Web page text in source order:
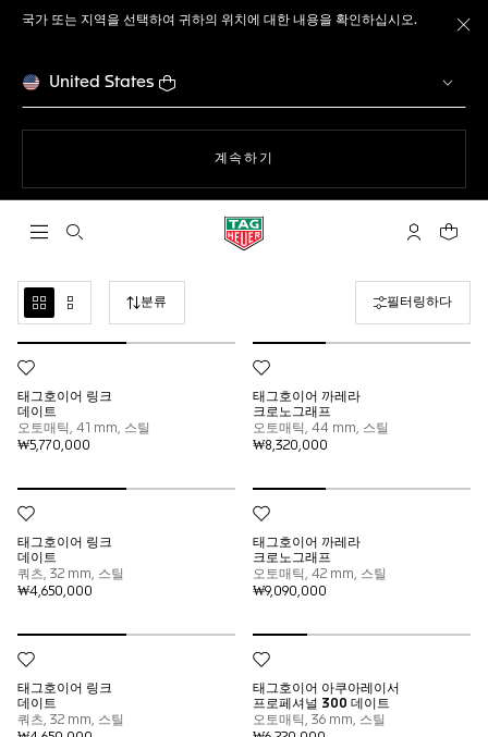
국가 또는 지역을 선택하여 귀하의 위치에 대한 내용을 확인하십시오.
United States
웹사이트에서
계속하기
검색 열기 마이 태그호
귀하